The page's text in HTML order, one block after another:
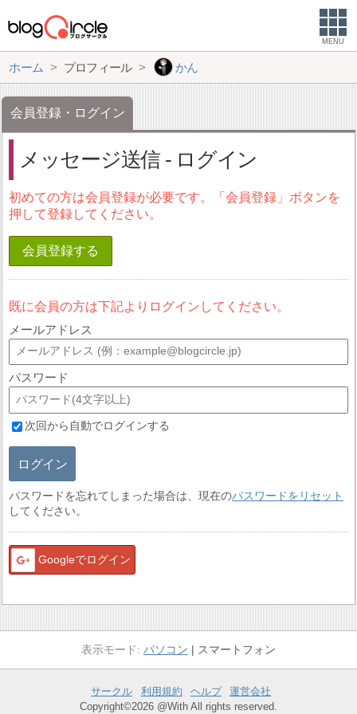
MENU
ホーム プロフィール かん
会員登録・ログイン
メッセージ送信 - ログイン
初めての方は会員登録が必要です。「会員登録」ボタンを
押して登録してください。
会員登録する
既に会員の方は下記よりログインしてください。
メールアドレス
パスワード
次回から自動でログインする
ログイン
パスワードを忘れてしまった場合は、現在のパスワードをリセット
してください。
Googleでログイン
パソコン スマートフォン
サークル 利用規約 ヘルプ
運営会社
Copyright©2026 @With All rights reserved.